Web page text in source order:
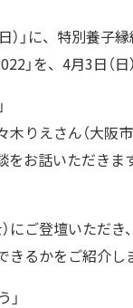
）」に、特別養
」を、4月3日（
りえさん（大阪
お話いただきます
にご登壇いただ
るかをご紹介し